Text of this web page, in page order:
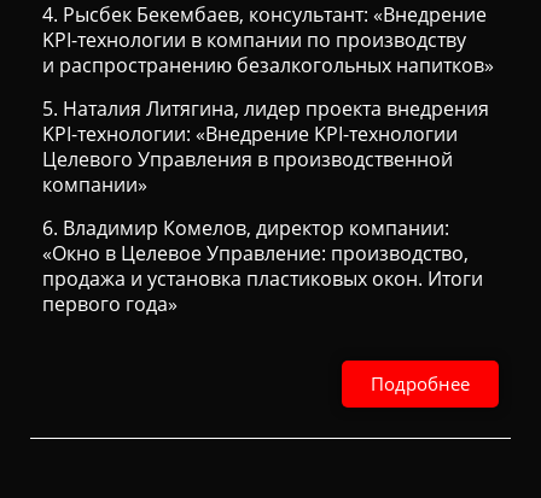
4. Рысбек Бекембаев, консультант: «Внедрение
KPI-технологии в компании по производству
и распространению безалкогольных напитков»
5. Наталия Литягина, лидер проекта внедрения
KPI-технологии: «Внедрение KPI-технологии
Целевого Управления в производственной
компании»
6. Владимир Комелов, директор компании:
«Окно в Целевое Управление: производство,
продажа и установка пластиковых окон. Итоги
первого года»
Подробнее